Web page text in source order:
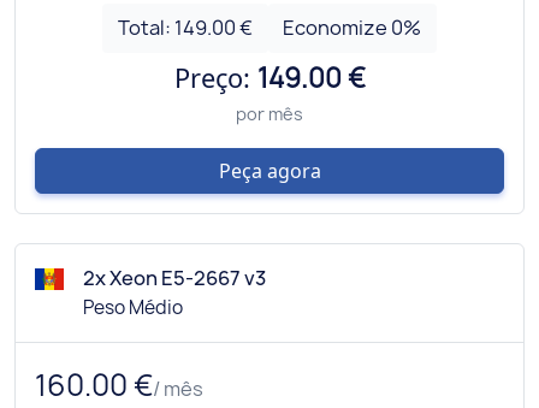
Total: 149.00 € Economize 0%
Preço: 149.00 €
por mês
Peça agora
2x Xeon E5-2667 v3
Peso Médio
160.00 €/ mês